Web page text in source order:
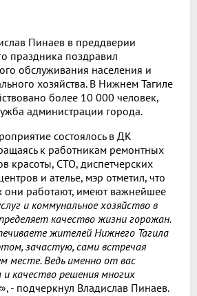
Пинаев в преддверии
праздника поздравил
обслуживания населения и
хозяйства. В Нижнем Тагиле
более 10 000 человек,
администрации города.
состоялось в ДК
к работникам ремонтных
красоты, СТО, диспетчерских
и ателье, мэр отметил, что
они работают, имеют важнейшее
и коммунальное хозяйство в
качество жизни горожан.
жителей Нижнего Тагила
зачастую, сами встречая
месте. Ведь именно от вас
качество решения многих
», - подчеркнул Владислав Пинаев.